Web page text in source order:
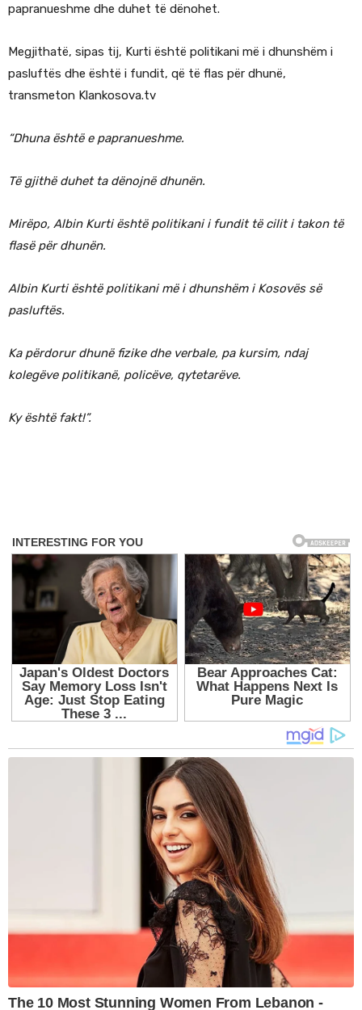
papranueshme dhe duhet të dënohet.
Megjithatë, sipas tij, Kurti është politikani më i dhunshëm i
pasluftës dhe është i fundit, që të flas për dhunë,
transmeton Klankosova.tv
“Dhuna është e papranueshme.
Të gjithë duhet ta dënojnë dhunën.
Mirëpo, Albin Kurti është politikani i fundit të cilit i takon të
flasë për dhunën.
Albin Kurti është politikani më i dhunshëm i Kosovës së
pasluftës.
Ka përdorur dhunë fizike dhe verbale, pa kursim, ndaj
kolegëve politikanë, policëve, qytetarëve.
Ky është fakt!”.